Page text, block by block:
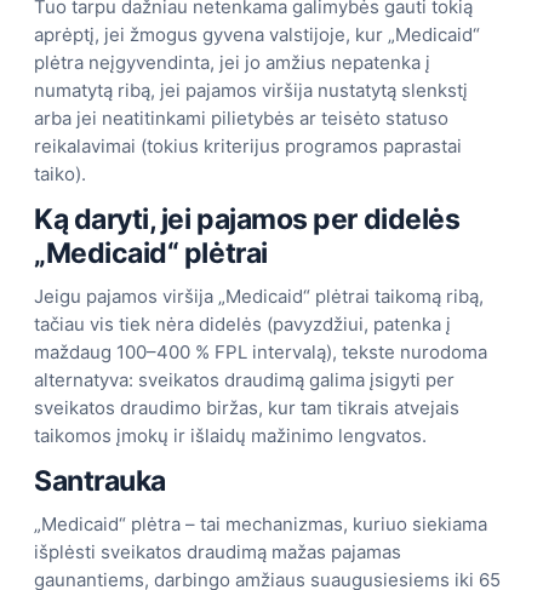
Tuo tarpu dažniau netenkama galimybės gauti tokią
aprėptį, jei žmogus gyvena valstijoje, kur „Medicaid“
plėtra neįgyvendinta, jei jo amžius nepatenka į
numatytą ribą, jei pajamos viršija nustatytą slenkstį
arba jei neatitinkami pilietybės ar teisėto statuso
reikalavimai (tokius kriterijus programos paprastai
taiko).
Ką daryti, jei pajamos per didelės
„Medicaid“ plėtrai
Jeigu pajamos viršija „Medicaid“ plėtrai taikomą ribą,
tačiau vis tiek nėra didelės (pavyzdžiui, patenka į
maždaug 100–400 % FPL intervalą), tekste nurodoma
alternatyva: sveikatos draudimą galima įsigyti per
sveikatos draudimo biržas, kur tam tikrais atvejais
taikomos įmokų ir išlaidų mažinimo lengvatos.
Santrauka
„Medicaid“ plėtra – tai mechanizmas, kuriuo siekiama
išplėsti sveikatos draudimą mažas pajamas
gaunantiems, darbingo amžiaus suaugusiesiems iki 65